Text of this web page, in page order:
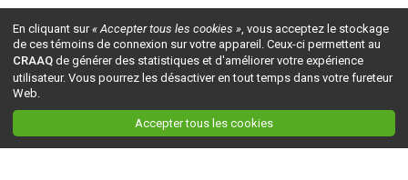
En cliquant sur« Accepter tous les cookies », vous acceptez le stockage
de ces témoins de connexion sur votre appareil. Ceux-ci permettent au
CRAAQ de générer des statistiques et d'améliorer votre expérience
utilisateur. Vous pourrez les désactiver en tout temps dans votre fureteur
Web.
Accepter tous les cookies